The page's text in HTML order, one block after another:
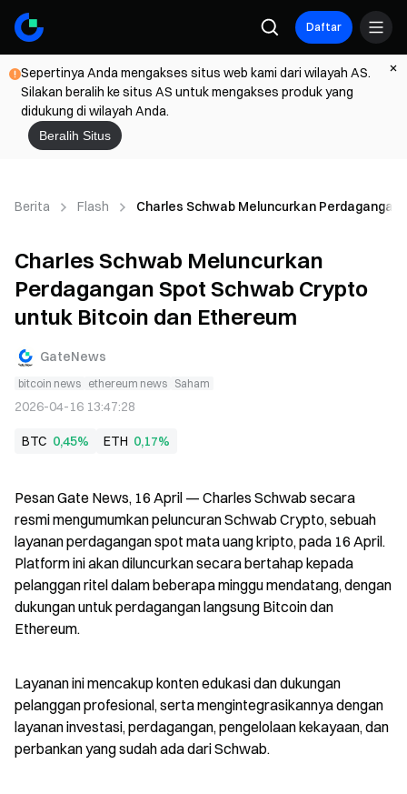
Daftar
Sepertinya Anda mengakses situs web kami dari wilayah AS.
Silakan beralih ke situs AS untuk mengakses produk yang
didukung di wilayah Anda.
Beralih Situs
Berita Flash Charles Schwab Meluncurkan
Charles Schwab Meluncurkan
Perdagangan Spot Schwab Crypto
untuk Bitcoin dan Ethereum
GateNews
bitcoin news ethereum news Saham
2026-04-16 13:47:28
BTC 0,45% ETH 0,17%
Pesan Gate News, 16 April — Charles Schwab secara
resmi mengumumkan peluncuran Schwab Crypto, sebuah
layanan perdagangan spot mata uang kripto, pada 16 April.
Platform ini akan diluncurkan secara bertahap kepada
pelanggan ritel dalam beberapa minggu mendatang, dengan
dukungan untuk perdagangan langsung Bitcoin dan
Ethereum.
Layanan ini mencakup konten edukasi dan dukungan
pelanggan profesional, serta mengintegrasikannya dengan
layanan investasi, perdagangan, pengelolaan kekayaan, dan
perbankan yang sudah ada dari Schwab.